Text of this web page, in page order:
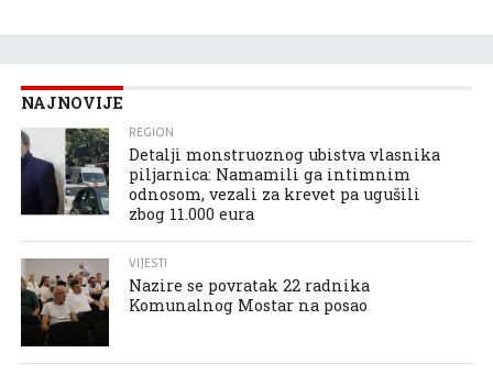
NAJNOVIJE
REGION
Detalji monstruoznog ubistva vlasnika
piljarnica: Namamili ga intimnim
odnosom, vezali za krevet pa ugušili
zbog 11.000 eura
VIJESTI
Nazire se povratak 22 radnika
Komunalnog Mostar na posao